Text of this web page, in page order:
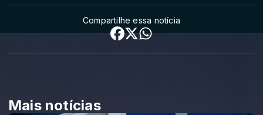
Compartilhe essa notícia
Mais notícias